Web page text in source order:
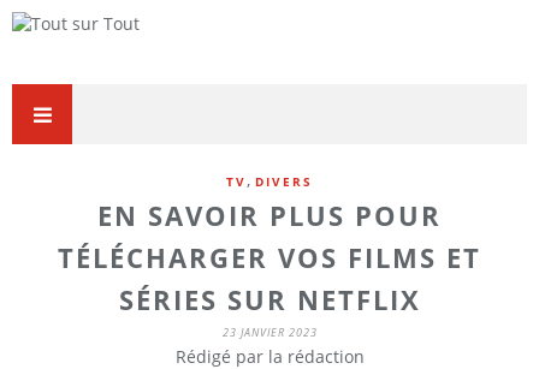
TV, DIVERS
EN SAVOIR PLUS POUR
TÉLÉCHARGER VOS FILMS ET
SÉRIES SUR NETFLIX
23 JANVIER 2023
Rédigé par la rédaction